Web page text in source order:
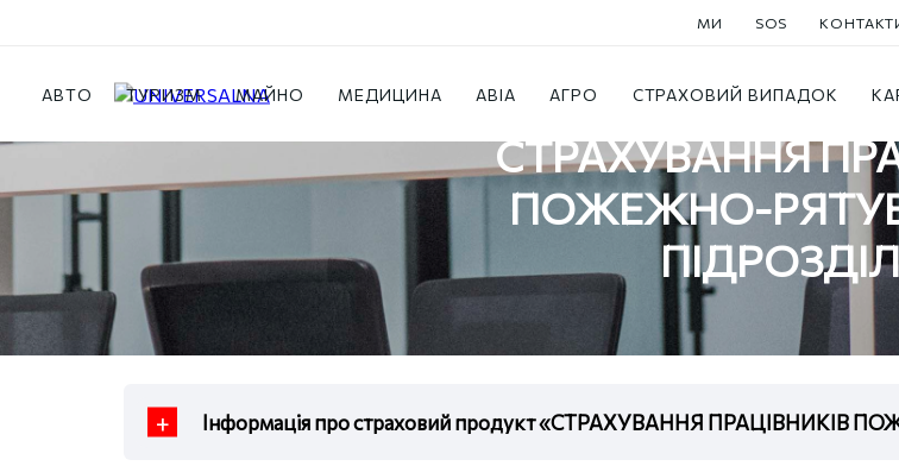
МИ SOS
АВТО ТУРИЗМ МАЙНО МЕДИЦИНА АВІА АГРО СТРАХОВИЙ ВИПАДОК
Страхування працівників пожежно-рятувальних підрозділів
СТРАХУВАННЯ
ПОЖЕЖНО-
Інформація про страховий продукт «СТРАХУВАННЯ